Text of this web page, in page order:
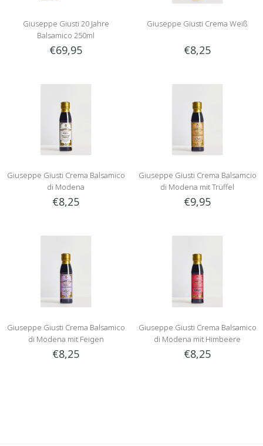
Giuseppe Giusti 20 Jahre
Balsamico 250ml
€69,95
Giuseppe Giusti Crema Weiß
€8,25
Giuseppe Giusti Crema Balsamico
di Modena
€8,25
Giuseppe Giusti Crema Balsamcio
di Modena mit Trüffel
€9,95
Giuseppe Giusti Crema Balsamico
di Modena mit Feigen
€8,25
Giuseppe Giusti Crema Balsamico
di Modena mit Himbeere
€8,25